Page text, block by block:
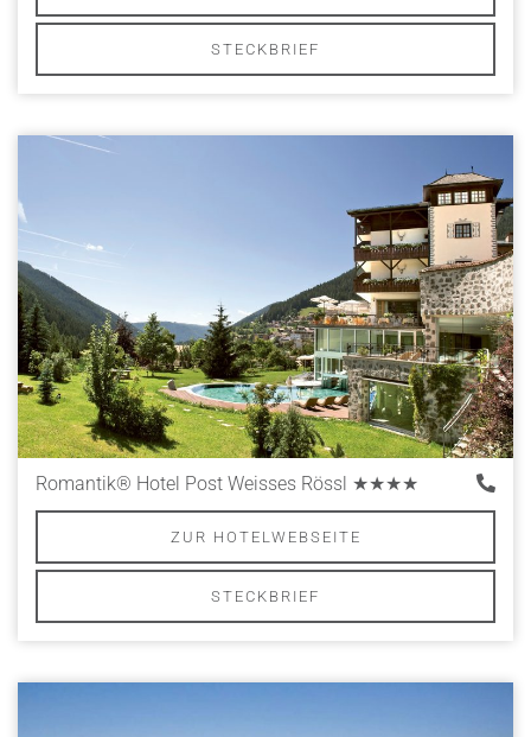
STECKBRIEF
Romantik® Hotel Post Weisses Rössl ★★★★
ZUR HOTELWEBSEITE
STECKBRIEF